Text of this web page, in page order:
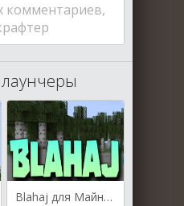
Blahaj для Майнкрафт [1.20.4, 1.20.2, 1.20.1]